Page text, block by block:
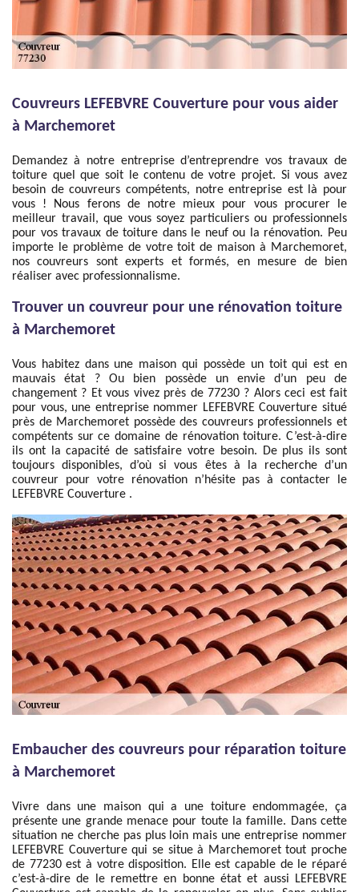
Couvreurs LEFEBVRE Couverture pour vous aider
à Marchemoret
Demandez à notre entreprise d’entreprendre vos travaux de
toiture quel que soit le contenu de votre projet. Si vous avez
besoin de couvreurs compétents, notre entreprise est là pour
vous ! Nous ferons de notre mieux pour vous procurer le
meilleur travail, que vous soyez particuliers ou professionnels
pour vos travaux de toiture dans le neuf ou la rénovation. Peu
importe le problème de votre toit de maison à Marchemoret,
nos couvreurs sont experts et formés, en mesure de bien
réaliser avec professionnalisme.
Trouver un couvreur pour une rénovation toiture
à Marchemoret
Vous habitez dans une maison qui possède un toit qui est en
mauvais état ? Ou bien possède un envie d’un peu de
changement ? Et vous vivez près de 77230 ? Alors ceci est fait
pour vous, une entreprise nommer LEFEBVRE Couverture situé
près de Marchemoret possède des couvreurs professionnels et
compétents sur ce domaine de rénovation toiture. C’est-à-dire
ils ont la capacité de satisfaire votre besoin. De plus ils sont
toujours disponibles, d’où si vous êtes à la recherche d’un
couvreur pour votre rénovation n’hésite pas à contacter le
LEFEBVRE Couverture .
Embaucher des couvreurs pour réparation toiture
à Marchemoret
Vivre dans une maison qui a une toiture endommagée, ça
présente une grande menace pour toute la famille. Dans cette
situation ne cherche pas plus loin mais une entreprise nommer
LEFEBVRE Couverture qui se situe à Marchemoret tout proche
de 77230 est à votre disposition. Elle est capable de le réparé
c’est-à-dire de le remettre en bonne état et aussi LEFEBVRE